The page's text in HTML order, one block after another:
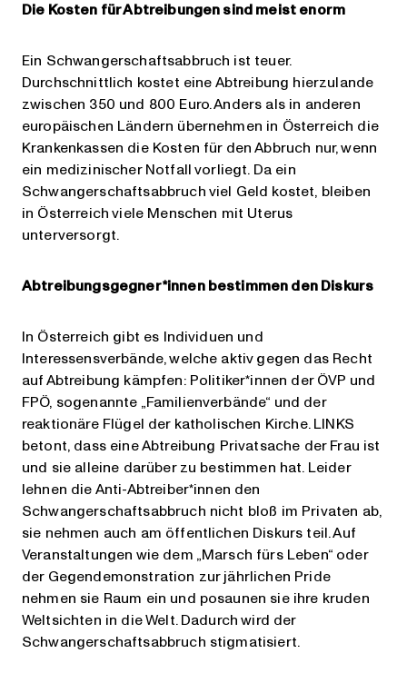
Die Kosten für Abtreibungen sind meist enorm
Ein Schwangerschaftsabbruch ist teuer.
Durchschnittlich kostet eine Abtreibung hierzulande
zwischen 350 und 800 Euro. Anders als in anderen
europäischen Ländern übernehmen in Österreich die
Krankenkassen die Kosten für den Abbruch nur, wenn
ein medizinischer Notfall vorliegt. Da ein
Schwangerschaftsabbruch viel Geld kostet, bleiben
in Österreich viele Menschen mit Uterus
unterversorgt.
Abtreibungsgegner*innen bestimmen den Diskurs
In Österreich gibt es Individuen und
Interessensverbände, welche aktiv gegen das Recht
auf Abtreibung kämpfen: Politiker*innen der ÖVP und
FPÖ, sogenannte „Familienverbände“ und der
reaktionäre Flügel der katholischen Kirche. LINKS
betont, dass eine Abtreibung Privatsache der Frau ist
und sie alleine darüber zu bestimmen hat. Leider
lehnen die Anti-Abtreiber*innen den
Schwangerschaftsabbruch nicht bloß im Privaten ab,
sie nehmen auch am öffentlichen Diskurs teil. Auf
Veranstaltungen wie dem „Marsch fürs Leben“ oder
der Gegendemonstration zur jährlichen Pride
nehmen sie Raum ein und posaunen sie ihre kruden
Weltsichten in die Welt. Dadurch wird der
Schwangerschaftsabbruch stigmatisiert.